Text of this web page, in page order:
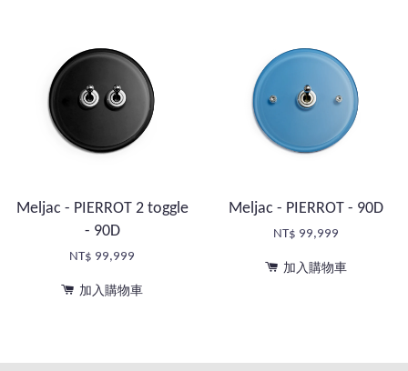
Meljac - PIERROT 2 toggle
- 90D
NT$ 99,999
加入購物車
Meljac - PIERROT - 90D
NT$ 99,999
加入購物車